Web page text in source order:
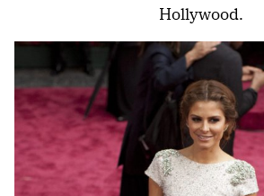
Hollywood.